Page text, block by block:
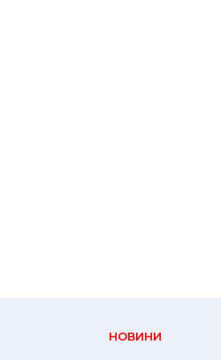
НОВИНИ